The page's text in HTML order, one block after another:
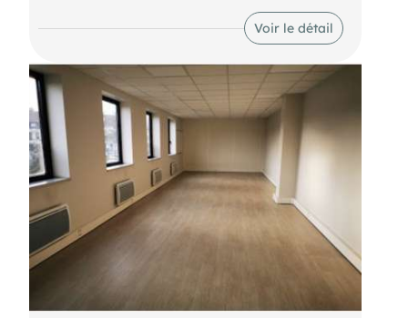
sont disponibles à la location. Situés à moins
d'une heure de Tourcoing, Villeneuve-d'Ascq et
Lille, ils offrent un emplacement stratégique.
Implantés au 1er étage d'un immeuble récent avec
ascenseur, ces bureaux sont accessibles aux
personnes à mobilité réduite. Un parking VL est
également à disposition. Le loyer est de 105 € HT
hors charges par m² et par an.
Voir le détail